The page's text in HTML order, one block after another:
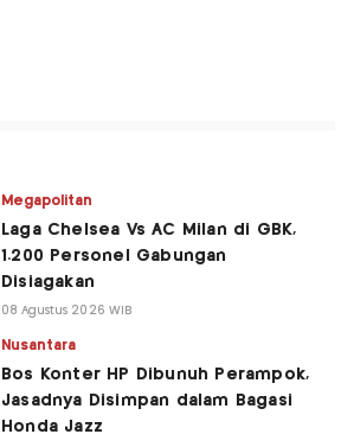
Megapolitan
Laga Chelsea Vs AC Milan di GBK,
1.200 Personel Gabungan
Disiagakan
08 Agustus 2026 WIB
Nusantara
Bos Konter HP Dibunuh Perampok,
Jasadnya Disimpan dalam Bagasi
Honda Jazz